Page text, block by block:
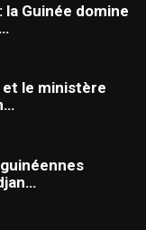
la Guinée domine
et le ministère